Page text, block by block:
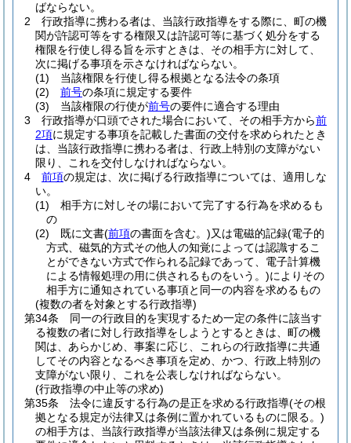
ばならない。
2
行政指導に携わる者は、当該行政指導をする際に、町の機
関が許認可等をする権限又は許認可等に基づく処分をする
権限を行使し得る旨を示すときは、その相手方に対して、
次に掲げる事項を示さなければならない。
(1)
当該権限を行使し得る根拠となる法令の条項
(2)
前号の条項に規定する要件
(3)
当該権限の行使が前号の要件に適合する理由
3
行政指導が口頭でされた場合において、その相手方から前
2項に規定する事項を記載した書面の交付を求められたとき
は、当該行政指導に携わる者は、行政上特別の支障がない
限り、これを交付しなければならない。
4
前項の規定は、次に掲げる行政指導については、適用しな
い。
(1)
相手方に対しその場において完了する行為を求めるも
の
(2)
既に文書(前項の書面を含む。)又は電磁的記録(電子的
方式、磁気的方式その他人の知覚によっては認識するこ
とができない方式で作られる記録であって、電子計算機
による情報処理の用に供されるものをいう。)によりその
相手方に通知されている事項と同一の内容を求めるもの
(複数の者を対象とする行政指導)
第34条
同一の行政目的を実現するため一定の条件に該当す
る複数の者に対し行政指導をしようとするときは、町の機
関は、あらかじめ、事案に応じ、これらの行政指導に共通
してその内容となるべき事項を定め、かつ、行政上特別の
支障がない限り、これを公表しなければならない。
(行政指導の中止等の求め)
第35条
法令に違反する行為の是正を求める行政指導(その根
拠となる規定が法律又は条例に置かれているものに限る。)
の相手方は、当該行政指導が当該法律又は条例に規定する